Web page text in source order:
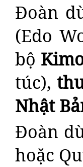
Đoàn
(Edo
bộ
túc),
Nhật
Đoàn
hoặc